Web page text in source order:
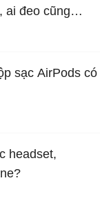
ai đeo cũng
sạc AirPods có
headset,